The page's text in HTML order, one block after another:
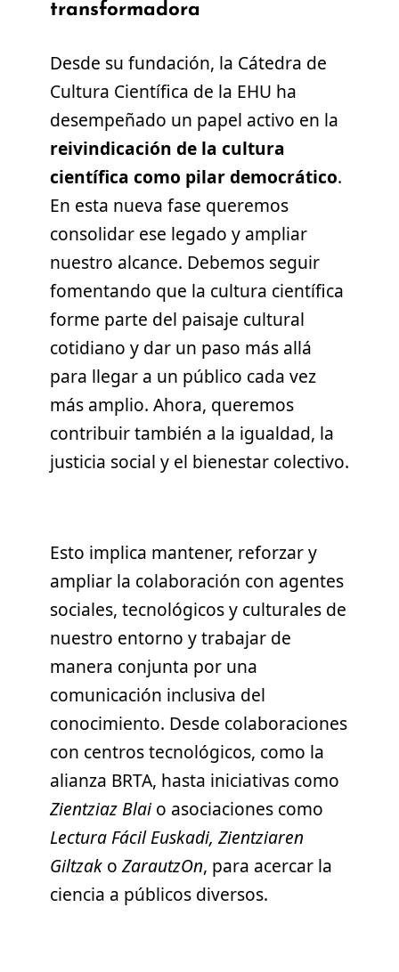
transformadora
Desde su fundación, la Cátedra de
Cultura Científica de la EHU ha
desempeñado un papel activo en la
reivindicación de la cultura
científica como pilar democrático.
En esta nueva fase queremos
consolidar ese legado y ampliar
nuestro alcance. Debemos seguir
fomentando que la cultura científica
forme parte del paisaje cultural
cotidiano y dar un paso más allá
para llegar a un público cada vez
más amplio. Ahora, queremos
contribuir también a la igualdad, la
justicia social y el bienestar colectivo.
Esto implica mantener, reforzar y
ampliar la colaboración con agentes
sociales, tecnológicos y culturales de
nuestro entorno y trabajar de
manera conjunta por una
comunicación inclusiva del
conocimiento. Desde colaboraciones
con centros tecnológicos, como la
alianza BRTA, hasta iniciativas como
Zientziaz Blai o asociaciones como
Lectura Fácil Euskadi, Zientziaren
Giltzak o ZarautzOn, para acercar la
ciencia a públicos diversos.